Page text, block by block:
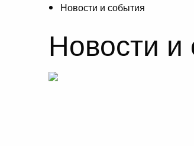
Новости и события
Новости